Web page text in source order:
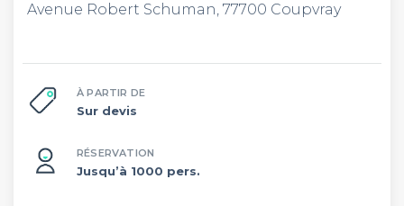
Avenue Robert Schuman, 77700 Coupvray
À PARTIR DE
Sur devis
RÉSERVATION
Jusqu’à 1000 pers.